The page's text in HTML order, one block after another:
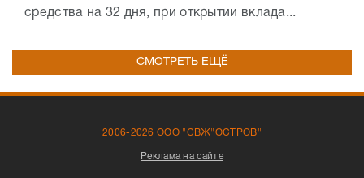
средства на 32 дня, при открытии вклада...
СМОТРЕТЬ ЕЩЁ
2006-2026 ООО "СВЖ"ОСТРОВ"
Реклама на сайте